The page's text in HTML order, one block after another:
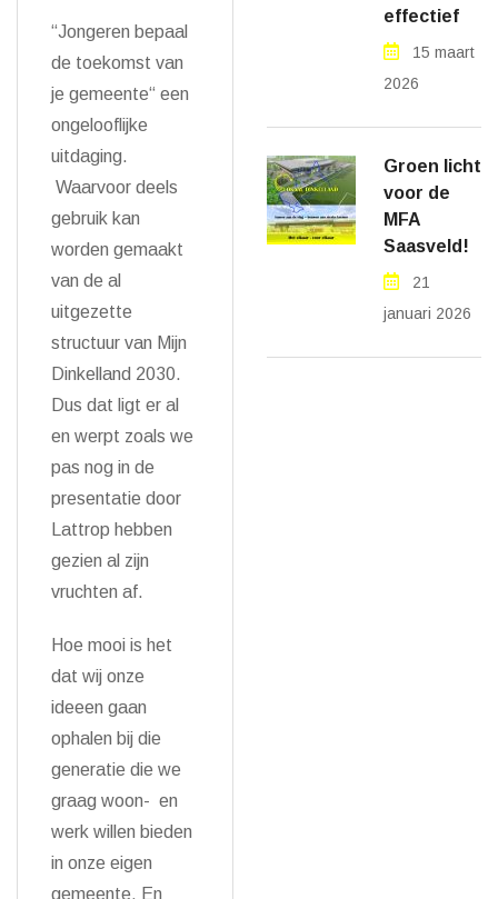
“Jongeren bepaal
de toekomst van
je gemeente“ een
ongelooflijke
uitdaging.
Waarvoor deels
gebruik kan
worden gemaakt
van de al
uitgezette
structuur van Mijn
Dinkelland 2030.
Dus dat ligt er al
en werpt zoals we
pas nog in de
presentatie door
Lattrop hebben
gezien al zijn
vruchten af.
Hoe mooi is het
dat wij onze
ideeen gaan
ophalen bij die
generatie die we
graag woon- en
werk willen bieden
in onze eigen
gemeente. En
effectief
15 maart
2026
Groen licht
voor de
MFA
Saasveld!
21
januari 2026